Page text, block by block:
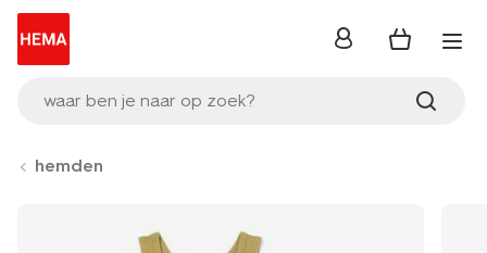
waar ben je naar op zoek?
inloggen
hemden